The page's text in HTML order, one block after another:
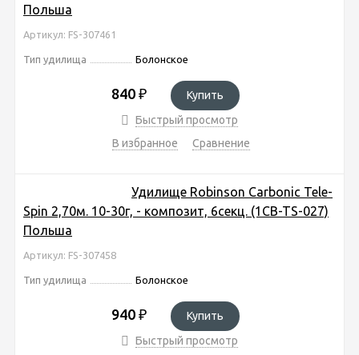
Польша
Артикул: FS-307461
Тип удилища Болонское
840 ₽
Купить
Быстрый просмотр
В избранное
Сравнение
Удилище Robinson Carbonic Tele-
Spin 2,70м. 10-30г, - композит, 6секц. (1CB-TS-027)
Польша
Артикул: FS-307458
Тип удилища Болонское
940 ₽
Купить
Быстрый просмотр